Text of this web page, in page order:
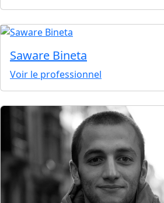
Saware Bineta
Voir le professionnel